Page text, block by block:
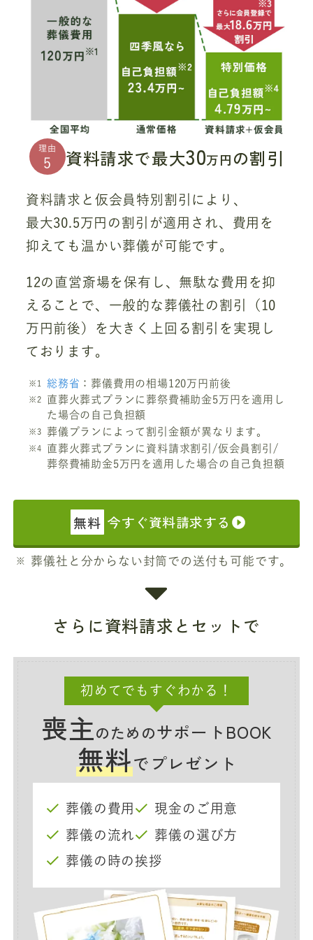
理由
5 資料請求で最大30万円 の割引
資料請求と仮会員特別割引により、
最大30.5万円の割引が適用され、費用を
抑えても温かい葬儀が可能です。
12の直営斎場を保有し、無駄な費用を抑
えることで、一般的な葬儀社の割引（10
万円前後）を大きく上回る割引を実現し
ております。
総務省 ：葬儀費用の相場120万円前後
直葬火葬式プランに葬祭費補助金5万円を適用し
た場合の自己負担額
葬儀プランによって割引金額が異なります。
直葬火葬式プランに資料請求割引/仮会員割引/
葬祭費補助金5万円を適用した場合の自己負担額
無料 今すぐ資料請求する
葬儀社と分からない封筒での送付も可能です。
さらに資料請求とセットで
初めてでもすぐわかる！
喪主のためのサポートBOOK
無料でプレゼント
葬儀の費用
現金のご用意
葬儀の流れ
葬儀の選び方
葬儀の時の挨拶